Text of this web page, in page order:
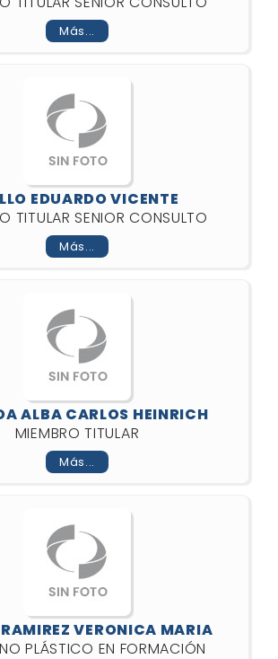
Más...
EDUARDO VICENTE
TITULAR SENIOR CONSULTO
Más...
ALBA CARLOS HEINRICH
MIEMBRO TITULAR
Más...
VERONICA MARIA
PLÁSTICO EN FORMACIÓN